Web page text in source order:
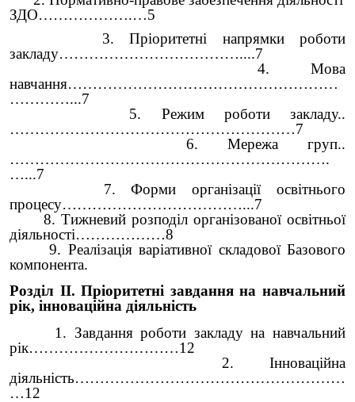
ЗДО……………….…5
3.Пріоритетні напрямки роботи
закладу………………………………....7
4. Мова
навчання………………………………………………
…………...7
5. Режим роботи закладу..
…………………………………………………7
6. Мережа груп..
……………………………………………………….
…...7
7. Форми організації освітнього
процесу………………………………...7
8. Тижневий розподіл організованої освітньої
діяльності………………8
9. Реалізація варіативної складової Базового
компонента.
Розділ II. Пріоритетні завдання на навчальний
рік, інноваційна діяльність
1. Завдання роботи закладу на навчальний
рік…………………………12
2. Інноваційна
діяльність………………………………………………
…12